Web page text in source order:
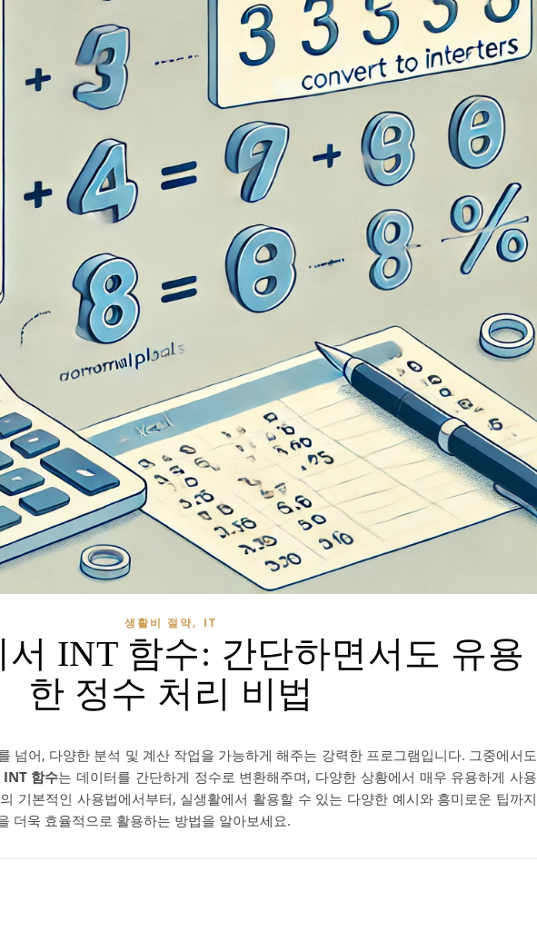
생활비 절약, IT
INT 함수: 간단하면서도 유용
한 정수 처리 비법
넘어, 다양한 분석 및 계산 작업을 가능하게 해주는 강력한 프로그램입니다. 그중에서도
INT 함수는 데이터를 간단하게 정수로 변환해주며, 다양한 상황에서 매우 유용하게 사용
기본적인 사용법에서부터, 실생활에서 활용할 수 있는 다양한 예시와 흥미로운 팁까지
더욱 효율적으로 활용하는 방법을 알아보세요.